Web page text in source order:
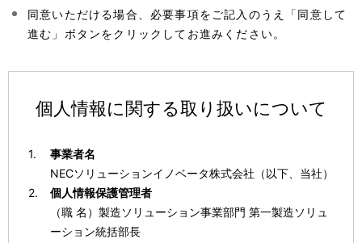
同意いただける場合、必要事項をご記入のうえ「同意して
進む」ボタンをクリックしてお進みください。
個人情報に関する取り扱いについて
事業者名
NECソリューションイノベータ株式会社（以下、当社）
個人情報保護管理者
（職 名）製造ソリューション事業部門 第一製造ソリュ
ーション統括部長